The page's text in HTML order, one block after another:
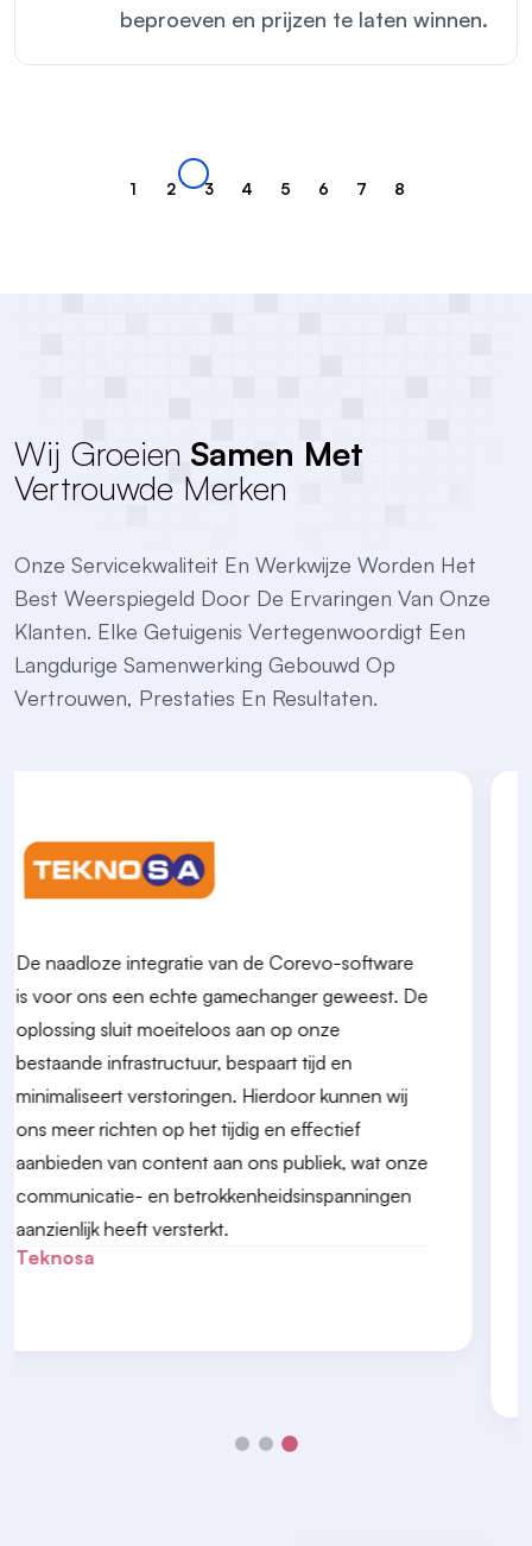
beproeven en prijzen te laten winnen.
1 2 3 4 5 6 7 8
Wij Groeien Samen Met
Vertrouwde Merken
Onze Servicekwaliteit En Werkwijze Worden Het
Best Weerspiegeld Door De Ervaringen Van Onze
Klanten. Elke Getuigenis Vertegenwoordigt Een
Langdurige Samenwerking Gebouwd Op
Vertrouwen, Prestaties En Resultaten.
De synchronisatie van de digitale schermen in de
Penti-winkel aan de İstiklal Avenue is een
uitstekend voorbeeld van hoe moderne
technologie kan worden ingezet om complexe
uitdagingen in retailomgevingen op te lossen.
Door gebruik te maken van WebSocket-
technologie was het softwareteam van Penti in
staat een betrouwbare realtime
synchronisatieoplossing te leveren, wat de
visuele impact van de schermen in de winkel